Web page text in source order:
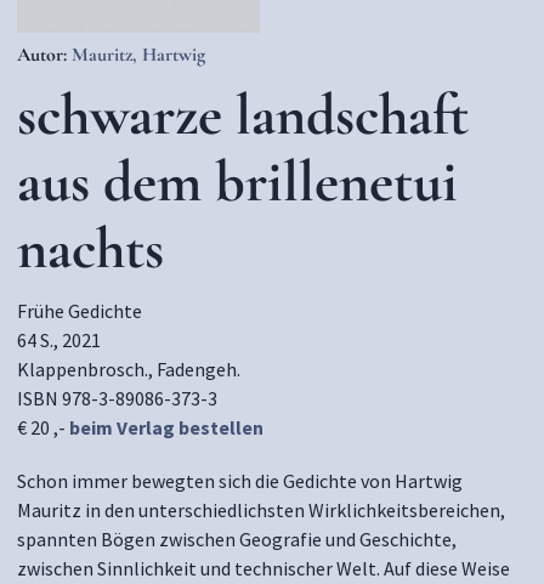
Autor: Mauritz, Hartwig
schwarze landschaft
aus dem brillenetui
nachts
Frühe Gedichte
64 S., 2021
Klappenbrosch., Fadengeh.
ISBN 978-3-89086-373-3
€ 20 ,- beim Verlag bestellen
Schon immer bewegten sich die Gedichte von Hartwig
Mauritz in den unterschiedlichsten Wirklichkeitsbereichen,
spannten Bögen zwischen Geografie und Geschichte,
zwischen Sinnlichkeit und technischer Welt. Auf diese Weise